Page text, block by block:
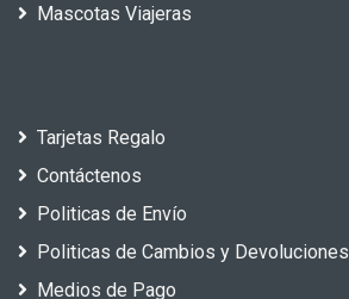
Mascotas Viajeras
Tarjetas Regalo
Contáctenos
Politicas de Envío
Politicas de Cambios y Devoluciones
Medios de Pago